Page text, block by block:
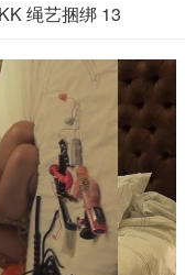
绳艺捆绑 13